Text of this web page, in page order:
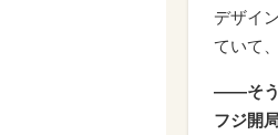
デザイ
ていて
――そう
フジ開